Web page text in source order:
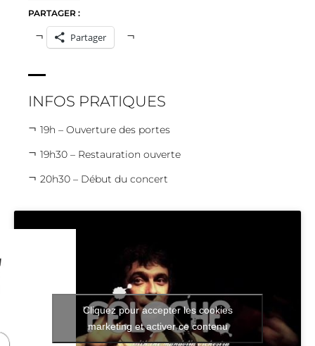
PARTAGER :
Partager
INFOS PRATIQUES
19h – Ouverture des portes
19h30 – Restauration ouverte
20h30 – Début du concert
Cliquez pour accepter les cookies
marketing et activer ce contenu